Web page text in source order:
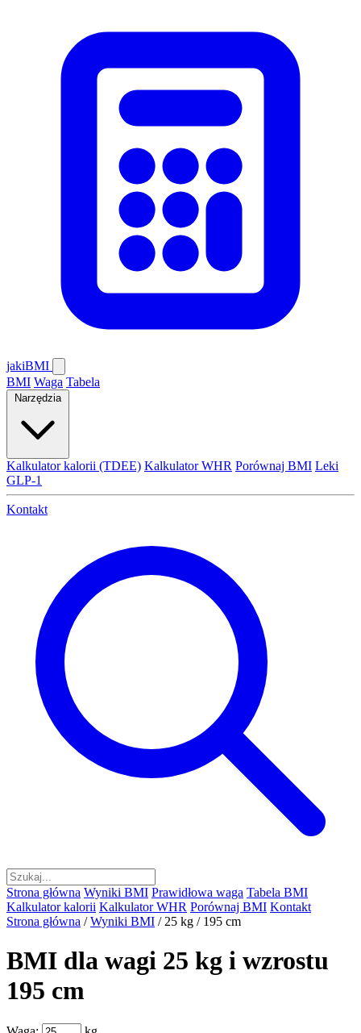
jakiBMI
BMI Waga Tabela
Narzędzia
Kalkulator kalorii (TDEE) Kalkulator WHR Porównaj BMI Leki
GLP-1
Kontakt
Strona główna Wyniki BMI Prawidłowa waga Tabela BMI
Kalkulator kalorii Kalkulator WHR Porównaj BMI Kontakt
Strona główna / Wyniki BMI / 25 kg / 195 cm
BMI dla wagi 25 kg i wzrostu
195 cm